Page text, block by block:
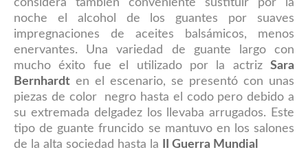
considera también conveniente sustituir por la
noche el alcohol de los guantes por suaves
impregnaciones de aceites balsámicos, menos
enervantes. Una variedad de guante largo con
mucho éxito fue el utilizado por la actriz Sara
Bernhardt en el escenario, se presentó con unas
piezas de color negro hasta el codo pero debido a
su extremada delgadez los llevaba arrugados. Este
tipo de guante fruncido se mantuvo en los salones
de la alta sociedad hasta la
II Guerra Mundial